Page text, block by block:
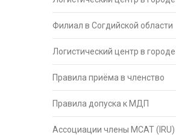
Филиал в Согдийской области
Логистический центр в
Правила приёма в членство
Правила допуска к МДП
Ассоциации члены МСАТ (IRU)